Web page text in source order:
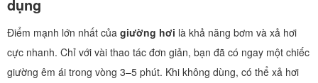
dụng
Điểm mạnh lớn nhất của giường hơi là khả năng bơm và xả hơi
cực nhanh. Chỉ với vài thao tác đơn giản, bạn đã có ngay một chiếc
giường êm ái trong vòng 3–5 phút. Khi không dùng, có thể xả hơi